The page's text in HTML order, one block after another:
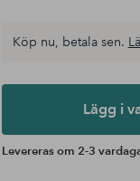
Köp nu, betala sen.
Lägg i
Levereras om 2-3